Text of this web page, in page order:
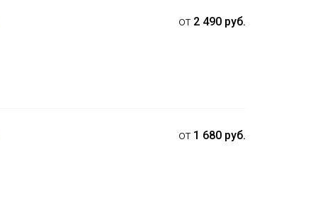
от 2 490 руб.
от 1 680 руб.